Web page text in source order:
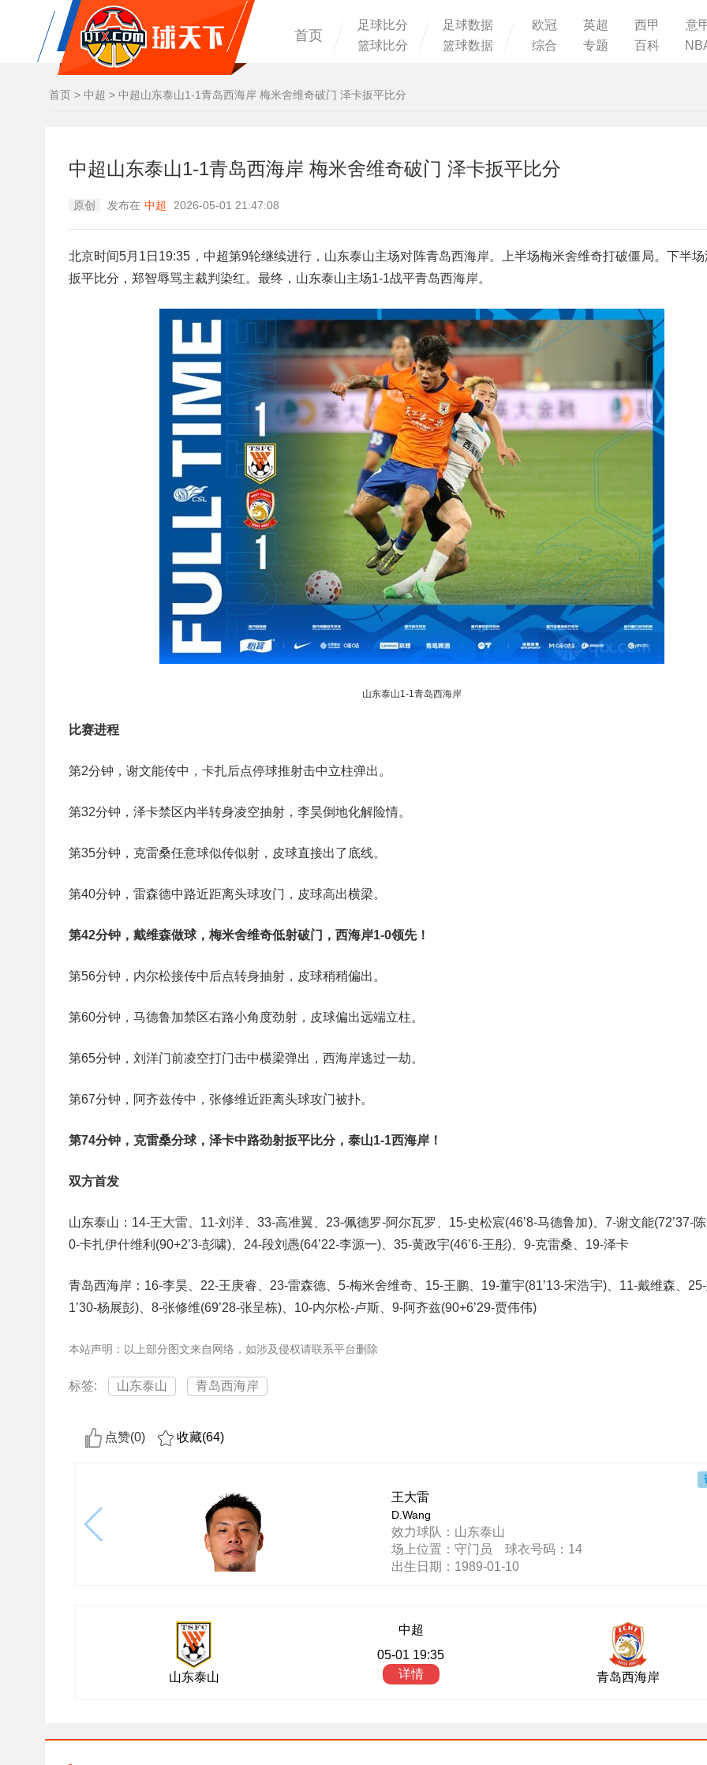
首页
足球比分
篮球比分
足球数据
篮球数据
欧冠 英超 西甲 意
综合
专题 百科
首页 > 中超 > 中超山东泰山1-1青岛西海岸 梅米舍维奇破门 泽卡扳平比分
中超山东泰山1-1青岛西海岸 梅米舍维奇破门 泽卡扳平比分
原创 发布在 中超 2026-05-01 21:47:08
北京时间5月1日19:35，中超第9轮继续进行，山东泰山主场对阵青岛西海岸。上半场梅米舍维奇打破僵局。下半
扳平比分，郑智辱骂主裁判染红。最终，山东泰山主场1-1战平青岛西海岸。
山东泰山1-1青岛西海岸
比赛进程
第2分钟，谢文能传中，卡扎后点停球推射击中立柱弹出。
第32分钟，泽卡禁区内半转身凌空抽射，李昊倒地化解险情。
第35分钟，克雷桑任意球似传似射，皮球直接出了底线。
第40分钟，雷森德中路近距离头球攻门，皮球高出横梁。
第42分钟，戴维森做球，梅米舍维奇低射破门，西海岸1-0领先！
第56分钟，内尔松接传中后点转身抽射，皮球稍稍偏出。
第60分钟，马德鲁加禁区右路小角度劲射，皮球偏出远端立柱。
第65分钟，刘洋门前凌空打门击中横梁弹出，西海岸逃过一劫。
第67分钟，阿齐兹传中，张修维近距离头球攻门被扑。
第74分钟，克雷桑分球，泽卡中路劲射扳平比分，泰山1-1西海岸！
双方首发
山东泰山：14-王大雷、11-刘洋、33-高准翼、23-佩德罗-阿尔瓦罗、15-史松宸(46’8-马德鲁加)、7-谢文能(72’37-
0-卡扎伊什维利(90+2’3-彭啸)、24-段刘愚(64’22-李源一)、35-黄政宇(46’6-王彤)、9-克雷桑、19-泽卡
青岛西海岸：16-李昊、22-王庚睿、23-雷森德、5-梅米舍维奇、15-王鹏、19-董宇(81’13-宋浩宇)、11-戴维森、
1’30-杨展彭)、8-张修维(69’28-张呈栋)、10-内尔松-卢斯、9-阿齐兹(90+6’29-贾伟伟)
本站声明：以上部分图文来自网络，如涉及侵权请联系平台删除
标签: 山东泰山 青岛西海岸
点赞(0) 收藏(64)
王大雷
D.Wang
效力球队：山东泰山
场上位置：守门员 球衣号码：14
出生日期：1989-01-10
山东泰山
中超
05-01 19:35
详情
青岛西海岸